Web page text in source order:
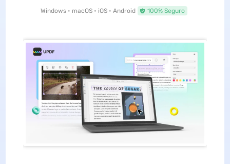
Windows • macOS • iOS • Android 100% Seguro